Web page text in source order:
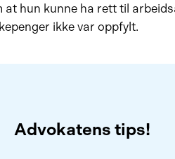
at hun kunne ha rett til
ikke var oppfylt.
Advokatens tips!